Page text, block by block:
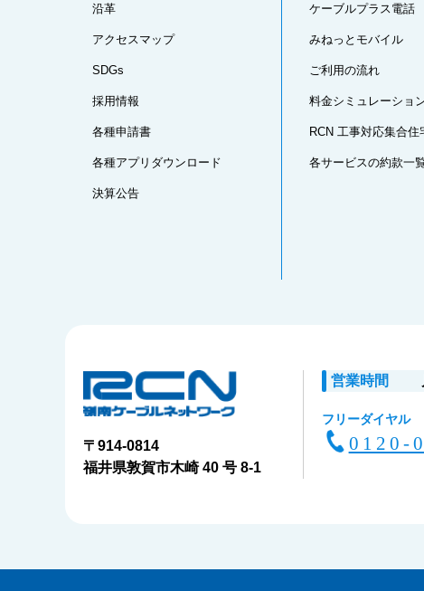
沿革
アクセスマップ
SDGs
採用情報
各種申請書
各種アプリダウンロード
決算公告
ケーブルプラス電話
みねっとモバイル
ご利用の流れ
料金シミュレーショ
RCN 工事対応集合住
各サービスの約款一
〒914-0814
福井県敦賀市木崎 40 号 8-1
営業時間
フリーダイヤル
0120-